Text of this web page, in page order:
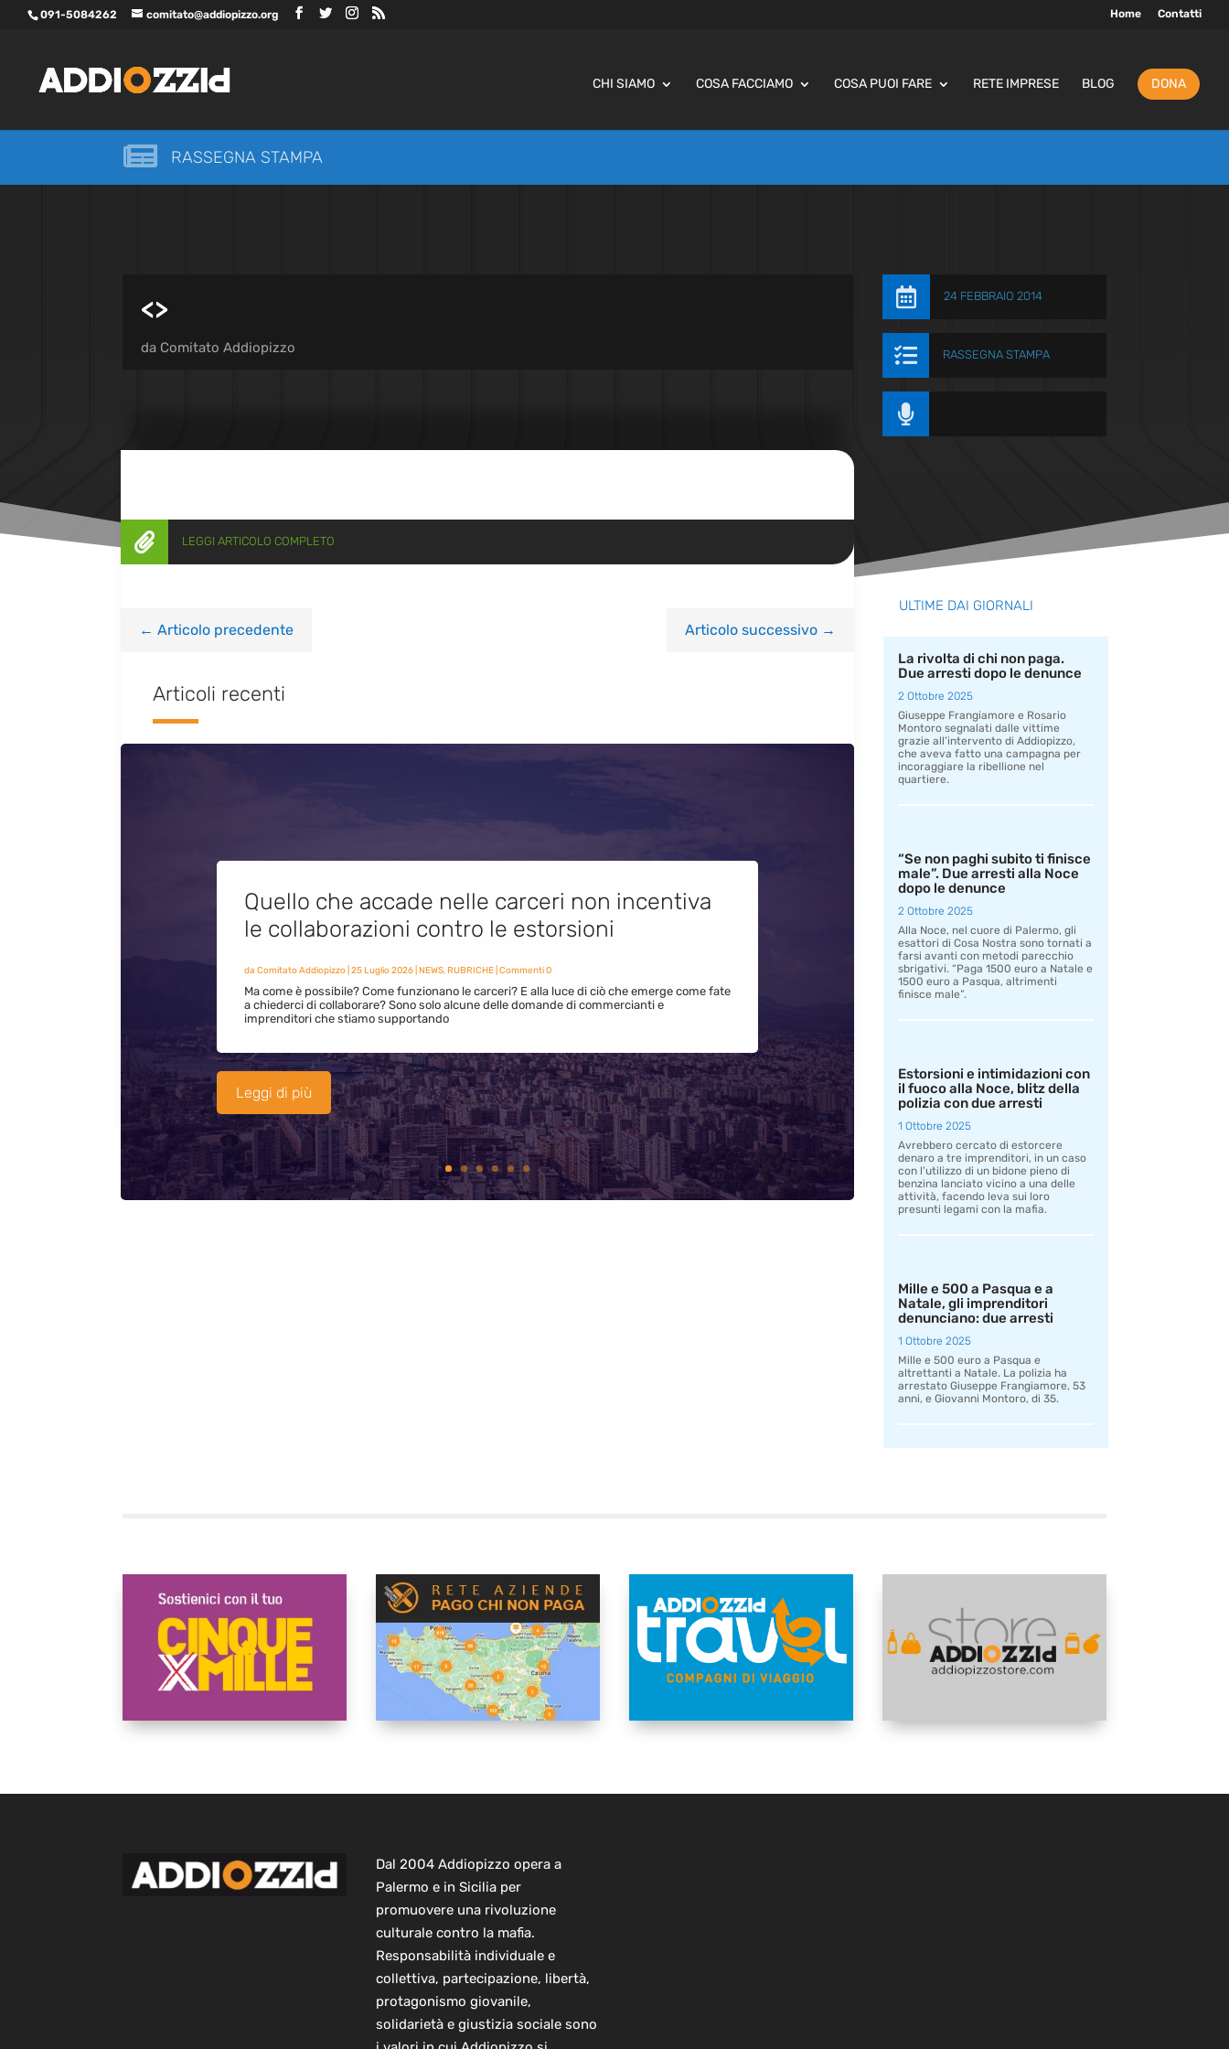
091-5084262 comitato@addiopizzo.org Home Contatti
CHI SIAMO COSA FACCIAMO COSA PUOI FARE RETE IMPRESE BLOG DONA
 RASSEGNA STAMPA
<>
da Comitato Addiopizzo
 24 FEBBRAIO 2014
 RASSEGNA STAMPA

 LEGGI ARTICOLO COMPLETO
← Articolo precedente Articolo successivo→
Articoli recenti
Quello che accade nelle carceri non incentiva
le collaborazioni contro le estorsioni
da Comitato Addiopizzo| 25 Luglio 2026| NEWS,RUBRICHE| Commenti 0
Ma come è possibile? Come funzionano le carceri? E alla luce di ciò che emerge come fate
a chiederci di collaborare? Sono solo alcune delle domande di commercianti e
imprenditori che stiamo supportando
Leggi di più
ULTIME DAI GIORNALI
La rivolta di chi non paga.
Due arresti dopo le denunce
2 Ottobre 2025
Giuseppe Frangiamore e Rosario
Montoro segnalati dalle vittime
grazie all’intervento di Addiopizzo,
che aveva fatto una campagna per
incoraggiare la ribellione nel
quartiere.
“Se non paghi subito ti finisce
male”. Due arresti alla Noce
dopo le denunce
2 Ottobre 2025
Alla Noce, nel cuore di Palermo, gli
esattori di Cosa Nostra sono tornati a
farsi avanti con metodi parecchio
sbrigativi. “Paga 1500 euro a Natale e
1500 euro a Pasqua, altrimenti
finisce male”.
Estorsioni e intimidazioni con
il fuoco alla Noce, blitz della
polizia con due arresti
1 Ottobre 2025
Avrebbero cercato di estorcere
denaro a tre imprenditori, in un caso
con l’utilizzo di un bidone pieno di
benzina lanciato vicino a una delle
attività, facendo leva sui loro
presunti legami con la mafia.
Mille e 500 a Pasqua e a
Natale, gli imprenditori
denunciano: due arresti
1 Ottobre 2025
Mille e 500 euro a Pasqua e
altrettanti a Natale. La polizia ha
arrestato Giuseppe Frangiamore, 53
anni, e Giovanni Montoro, di 35.
Dal 2004 Addiopizzo opera a
Palermo e in Sicilia per
promuovere una rivoluzione
culturale contro la mafia.
Responsabilità individuale e
collettiva, partecipazione, libertà,
protagonismo giovanile,
solidarietà e giustizia sociale sono